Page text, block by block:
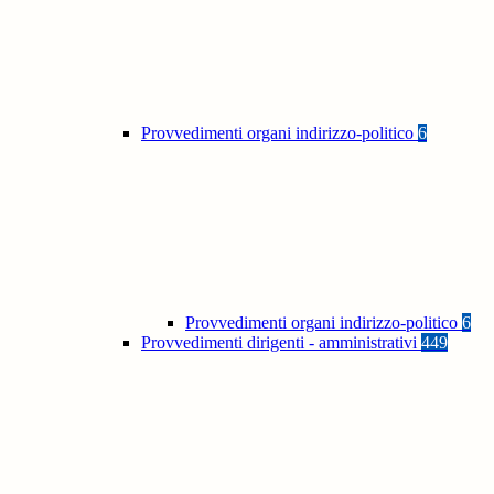
Provvedimenti organi indirizzo-politico 6
Provvedimenti organi indirizzo-politico 6
Provvedimenti dirigenti - amministrativi 449